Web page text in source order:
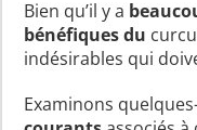
Bien qu’il y a
bénéfiques du
indésirables qui
Examinons